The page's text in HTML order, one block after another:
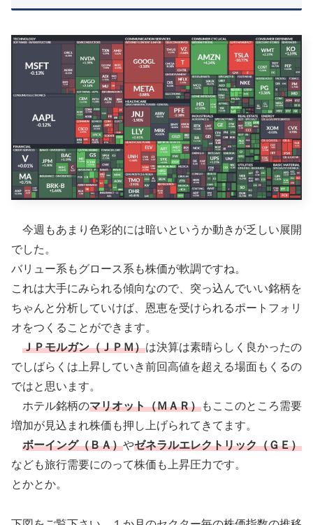
今週もあまり色彩的には暗いというか動きが乏しい展開
でした。
バリュー系もグロース系も株価が軟調ですね。
これは大手にみられる傾向なので、突っ込んでいい銘柄を
ちゃんと分析していけば、恩恵を受けられるポートフォリ
オをつくることができます。
ＪＰモルガン（ＪＰＭ）は決算は素晴らしく良かったの
でしばらくは上昇していき前回高値を超える場面もくるの
ではと思います。
ホテル銘柄のマリオット（ＭＡＲ）もここのところ需要
増加が見込まれ株価も押し上げられてきてます。
ボーイング（ＢＡ）やゼネラルエレクトリック（ＧＥ）
なども旅行需要にのって株価も上昇圧力です。
とかとか。